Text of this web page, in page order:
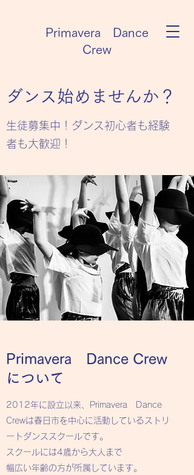
Primavera Dance
Crew
​​ダンス始めませんか？
生徒募集中！ダンス初心者も経験
者も大歓迎！
Primavera Dance Crew
について
2012年に設立以来、Primavera Dance
Crewは春日市を中心に活動しているストリ
ートダンススクールです。
スクールには4歳から大人まで
幅広い年齢の方が所属しています。